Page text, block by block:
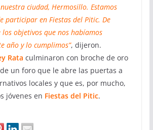
ciudad, Hermosillo. Estamos
participar en Fiestas del Pitic. De
los objetivos que nos habíamos
año y lo cumplimos”, dijeron.
Rata culminaron con broche de oro
un foro que le abre las puertas a
locales y que es, por mucho,
jóvenes en Fiestas del Pitic.